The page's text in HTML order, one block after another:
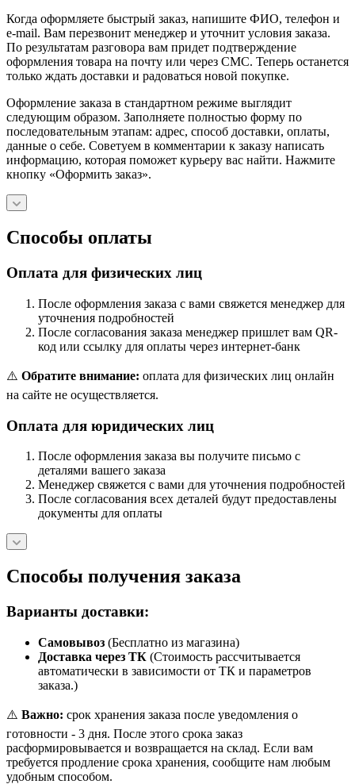
Когда оформляете быстрый заказ, напишите ФИО, телефон и
e-mail. Вам перезвонит менеджер и уточнит условия заказа.
По результатам разговора вам придет подтверждение
оформления товара на почту или через СМС. Теперь останется
только ждать доставки и радоваться новой покупке.
Оформление заказа в стандартном режиме выглядит
следующим образом. Заполняете полностью форму по
последовательным этапам: адрес, способ доставки, оплаты,
данные о себе. Советуем в комментарии к заказу написать
информацию, которая поможет курьеру вас найти. Нажмите
кнопку «Оформить заказ».
Способы оплаты
Оплата для физических лиц
После оформления заказа с вами свяжется менеджер для
уточнения подробностей
После согласования заказа менеджер пришлет вам QR-
код или ссылку для оплаты через интернет-банк
⚠️ Обратите внимание: оплата для физических лиц онлайн
на сайте не осуществляется.
Оплата для юридических лиц
После оформления заказа вы получите письмо с
деталями вашего заказа
Менеджер свяжется с вами для уточнения подробностей
После согласования всех деталей будут предоставлены
документы для оплаты
Способы получения заказа
Варианты доставки:
Самовывоз (Бесплатно из магазина)
Доставка через ТК (Стоимость рассчитывается
автоматически в зависимости от ТК и параметров
заказа.)
⚠️ Важно: срок хранения заказа после уведомления о
готовности - 3 дня. После этого срока заказ
расформировывается и возвращается на склад. Если вам
требуется продление срока хранения, сообщите нам любым
удобным способом.